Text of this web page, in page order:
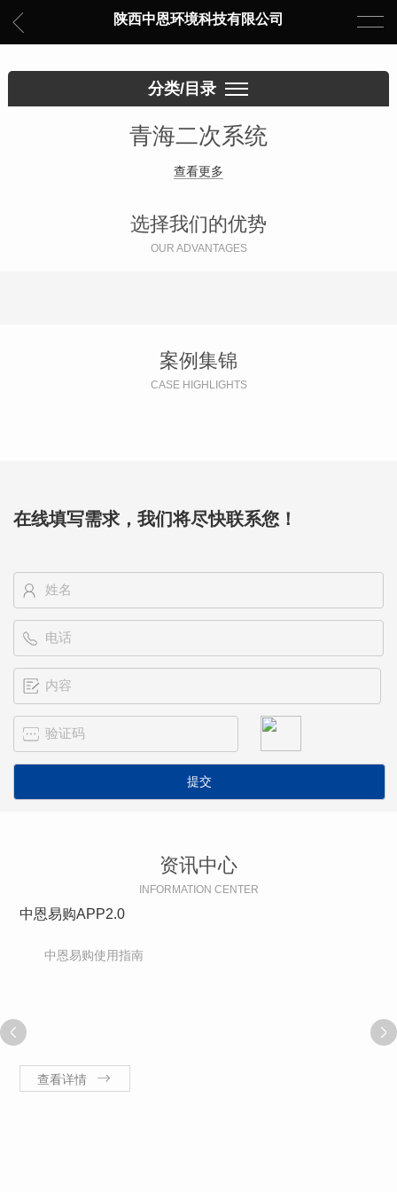
陕西中恩环境科技有限公司
分类/目录
青海二次系统
查看更多
选择我们的优势
OUR ADVANTAGES
案例集锦
CASE HIGHLIGHTS
在线填写需求，我们将尽快联系您！
资讯中心
INFORMATION CENTER
中恩易购APP2.0
中恩易购使用指南
查看详情